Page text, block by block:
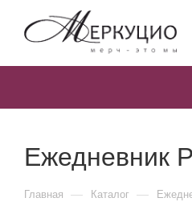
Ежедневник
Главная — Каталог —